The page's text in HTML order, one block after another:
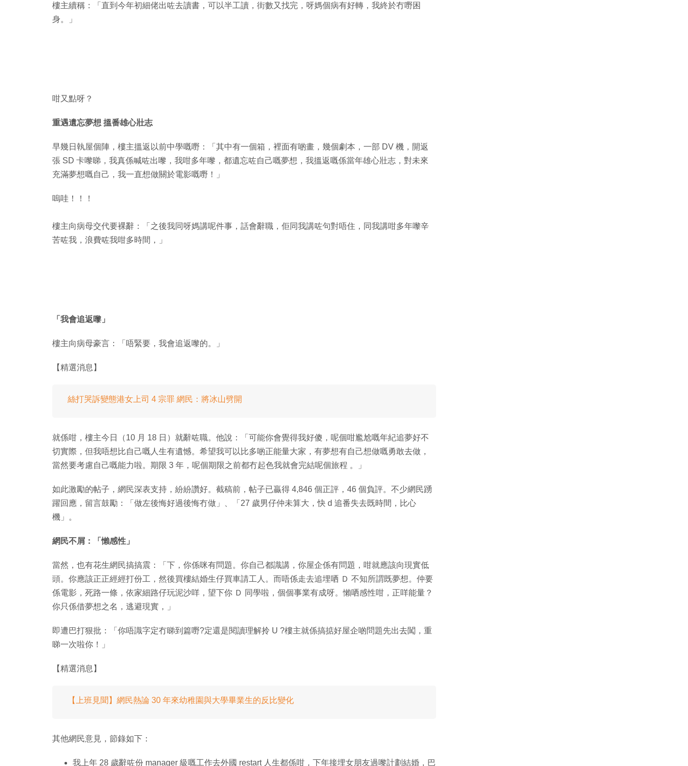
樓主續稱：「直到今年初細佬出咗去讀書，可以半工讀，街數又找完，呀媽個病有好轉，我終於冇嘢困
身。」
咁又點呀？
重遇遺忘夢想 搵番雄心壯志
早幾日執屋個陣，樓主搵返以前中學嘅嘢：「其中有一個箱，裡面有啲畫，幾個劇本，一部 DV 機，開返
張 SD 卡嚟睇，我真係喊咗出嚟，我咁多年嚟，都遺忘咗自己嘅夢想，我搵返嘅係當年雄心壯志，對未來
充滿夢想嘅自己，我一直想做關於電影嘅嘢！」
嗚哇！！！
樓主向病母交代要裸辭：「之後我同呀媽講呢件事，話會辭職，佢同我講咗句對唔住，同我講咁多年嚟辛
苦咗我，浪費咗我咁多時間，」
「我會追返嚟」
樓主向病母豪言：「唔緊要，我會追返嚟的。」
【精選消息】
絲打哭訴變態港女上司 4 宗罪 網民：將冰山劈開
就係咁，樓主今日（10 月 18 日）就辭咗職。他說：「可能你會覺得我好傻，呢個咁尷尬嘅年紀追夢好不
切實際，但我唔想比自己嘅人生有遺憾。希望我可以比多啲正能量大家，有夢想有自己想做嘅勇敢去做，
當然要考慮自己嘅能力啦。期限 3 年，呢個期限之前都冇起色我就會完結呢個旅程 。」
如此激勵的帖子，網民深表支持，紛紛讚好。截稿前，帖子已贏得 4,846 個正評，46 個負評。不少網民踴
躍回應，留言鼓勵：「做左後悔好過後悔冇做」、「27 歲男仔仲未算大，快 d 追番失去既時間，比心
機」。
網民不屑：「懶感性」
當然，也有花生網民搞搞震：「下，你係咪有問題。你自己都識講，你屋企係有問題，咁就應該向現實低
頭。你應該正正經經打份工，然後買樓結婚生仔買車請工人。而唔係走去追埋哂 Ｄ 不知所謂既夢想。仲要
係電影，死路一條，依家細路仔玩泥沙咩，望下你 Ｄ 同學啦，個個事業有成呀。懶哂感性咁，正咩能量？
你只係借夢想之名，逃避現實，」
即遭巴打狠批：「你唔識字定冇睇到篇嘢?定還是閱讀理解拎 U ?樓主就係搞掂好屋企啲問題先出去闖，重
睇一次啦你！」
【精選消息】
【上班見聞】網民熱論 30 年來幼稚園與大學畢業生的反比變化
其他網民意見，節錄如下：
我上年 28 歲辭咗份 manager 級嘅工作去外國 restart 人生都係咁，下年接埋女朋友過嚟計劃結婚，巴